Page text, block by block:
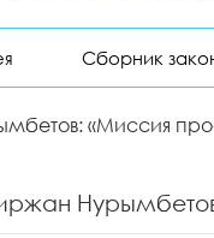
Сборник
«Миссия